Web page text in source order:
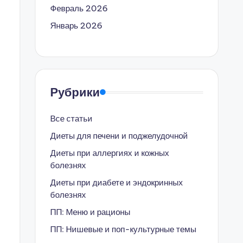
Февраль 2026
Январь 2026
Рубрики
Все статьи
Диеты для печени и поджелудочной
Диеты при аллергиях и кожных
болезнях
Диеты при диабете и эндокринных
болезнях
ПП: Меню и рационы
ПП: Нишевые и поп-культурные темы